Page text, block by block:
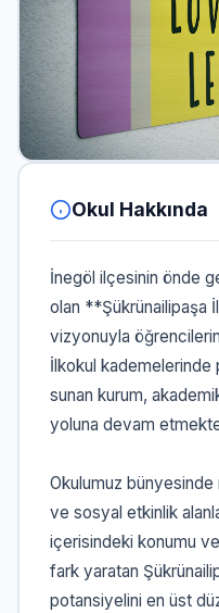
Okul Hakkında
İnegöl ilçesinin önde
olan **Şükrünailipaşa
vizyonuyla
İlkokul
sunan kurum,
yoluna devam
Okulumuz bünyesinde
ve sosyal etkinlik
içerisindeki konumu
fark yaratan
potansiyelini en üst